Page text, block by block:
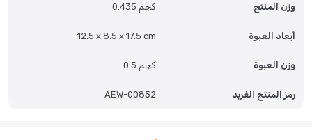
وزن المنتج 0.435 كجم
أبعاد العبوة 12.5 x 8.5 x 17.5 cm
وزن العبوة 0.5 كجم
رمز المنتج الفريد AEW-00852